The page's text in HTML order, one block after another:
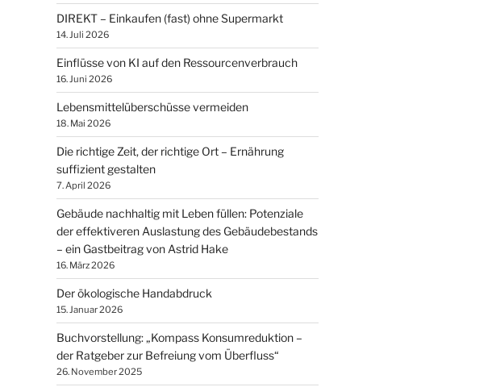
DIREKT – Einkaufen (fast) ohne Supermarkt
14. Juli 2026
Einflüsse von KI auf den Ressourcenverbrauch
16. Juni 2026
Lebensmittelüberschüsse vermeiden
18. Mai 2026
Die richtige Zeit, der richtige Ort – Ernährung
suffizient gestalten
7. April 2026
Gebäude nachhaltig mit Leben füllen: Potenziale
der effektiveren Auslastung des Gebäudebestands
– ein Gastbeitrag von Astrid Hake
16. März 2026
Der ökologische Handabdruck
15. Januar 2026
Buchvorstellung: „Kompass Konsumreduktion –
der Ratgeber zur Befreiung vom Überfluss“
26. November 2025